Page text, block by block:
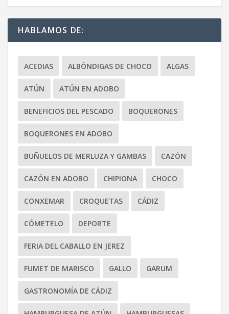
HABLAMOS DE:
ACEDIAS ALBÓNDIGAS DE CHOCO ALGAS
ATÚN ATÚN EN ADOBO
BENEFICIOS DEL PESCADO BOQUERONES
BOQUERONES EN ADOBO
BUÑUELOS DE MERLUZA Y GAMBAS CAZÓN
CAZÓN EN ADOBO CHIPIONA CHOCO
CONXEMAR CROQUETAS CÁDIZ
CÓMETELO DEPORTE
FERIA DEL CABALLO EN JEREZ
FUMET DE MARISCO GALLO GARUM
GASTRONOMÍA DE CÁDIZ